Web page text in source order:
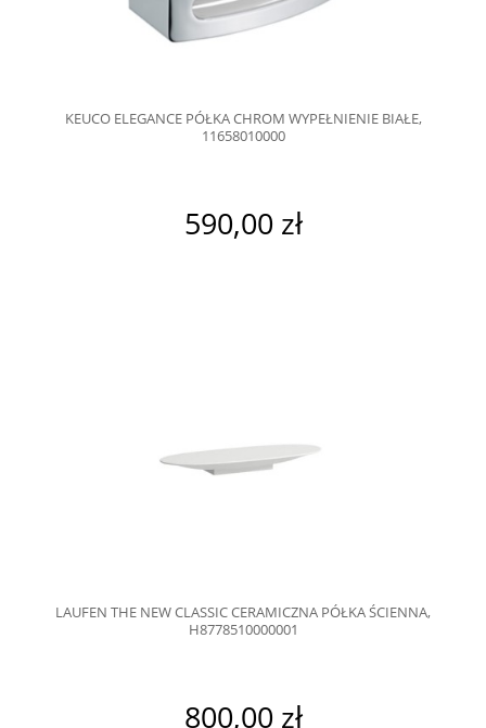
KEUCO ELEGANCE PÓŁKA CHROM WYPEŁNIENIE BIAŁE,
11658010000
590,00 zł
LAUFEN THE NEW CLASSIC CERAMICZNA PÓŁKA ŚCIENNA,
H8778510000001
800,00 zł